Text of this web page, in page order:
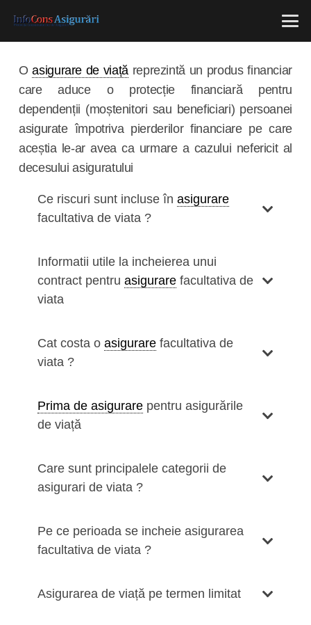
Oasigurare de viațăreprezintă un produs financiar
care aduce o protecție financiară pentru
dependenții (moștenitori sau beneficiari) persoanei
asigurate împotriva pierderilor financiare pe care
aceștia le-ar avea ca urmare a cazului nefericit al
decesului asiguratului
Ce riscuri sunt incluse în asigurare
facultativa de viata ?
Informatii utile la incheierea unui
contract pentru asigurare facultativa de
viata
Cat costa o asigurare facultativa de
viata ?
Prima de asigurare pentru asigurările
de viață
Care sunt principalele categorii de
asigurari de viata ?
Pe ce perioada se incheie asigurarea
facultativa de viata ?
Asigurarea de viață pe termen limitat